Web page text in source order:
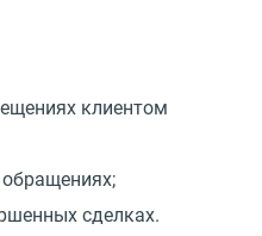
клиентом
обращениях;
сделках.